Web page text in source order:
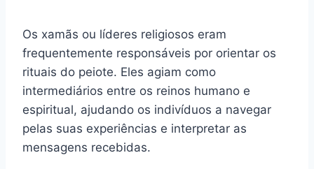
Os xamãs ou líderes religiosos eram
frequentemente responsáveis por orientar os
rituais do peiote. Eles agiam como
intermediários entre os reinos humano e
espiritual, ajudando os indivíduos a navegar
pelas suas experiências e interpretar as
mensagens recebidas.